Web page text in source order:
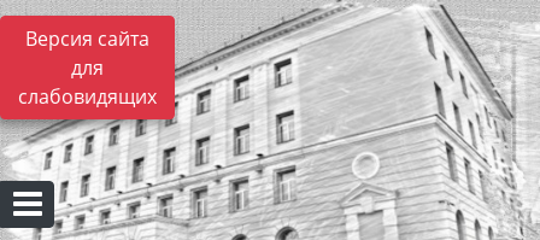
Версия сайта
для
слабовидящих